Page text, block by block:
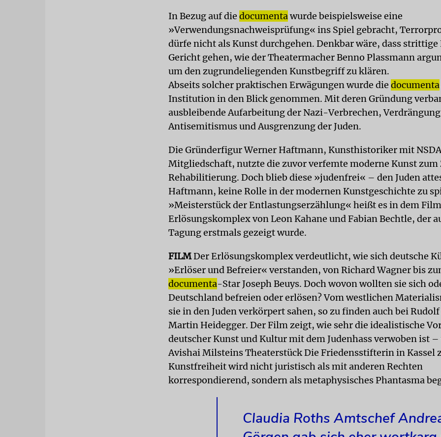
In Bezug auf die documentawurde beispielsweise eine
»Verwendungsnachweisprüfung« ins Spiel gebracht,
dürfe nicht als Kunst durchgehen. Denkbar wäre, dass strittige
Gericht gehen, wie der Theatermacher Benno Plassmann
um den zugrundeliegenden Kunstbegriff zu klären.
Abseits solcher praktischen Erwägungen wurde die documenta
Institution in den Blick genommen. Mit deren Gründung
ausbleibende Aufarbeitung der Nazi-Verbrechen,
Antisemitismus und Ausgrenzung der Juden.
Die Gründerfigur Werner Haftmann, Kunsthistoriker mit
Mitgliedschaft, nutzte die zuvor verfemte moderne Kunst zum
Rehabilitierung. Doch blieb diese »judenfrei« – den Juden
Haftmann, keine Rolle in der modernen Kunstgeschichte zu
»Meisterstück der Entlastungserzählung« heißt es in dem
Erlösungskomplex von Leon Kahane und Fabian Bechtle, der
Tagung erstmals gezeigt wurde.
FILMDer Erlösungskomplex verdeutlicht, wie sich deutsche
»Erlöser und Befreier« verstanden, von Richard Wagner bis
documenta-Star Joseph Beuys. Doch wovon wollten sie sich
Deutschland befreien oder erlösen? Vom westlichen
sie in den Juden verkörpert sahen, so zu finden auch bei
Martin Heidegger. Der Film zeigt, wie sehr die idealistische
deutscher Kunst und Kultur mit dem Judenhass verwoben ist
Avishai Milsteins Theaterstück Die Friedensstifterin in Kassel
Kunstfreiheit wird nicht juristisch als mit anderen Rechten
korrespondierend, sondern als metaphysisches Phantasma
Claudia Roths Amtschef